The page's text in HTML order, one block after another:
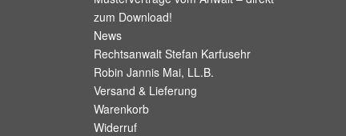
zum Download!
News
Rechtsanwalt Stefan Karfusehr
Robin Jannis Mai, LL.B.
Versand & Lieferung
Warenkorb
Widerruf